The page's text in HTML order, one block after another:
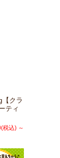
【クラ
ティ
(税込) ～